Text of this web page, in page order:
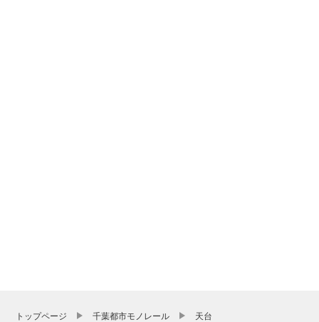
トップページ 千葉都市モノレール 天台